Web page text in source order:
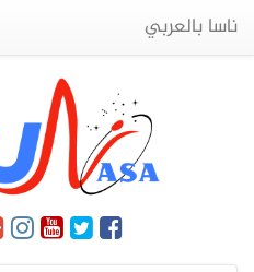
ناسا بالعربي